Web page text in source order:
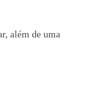
além de uma